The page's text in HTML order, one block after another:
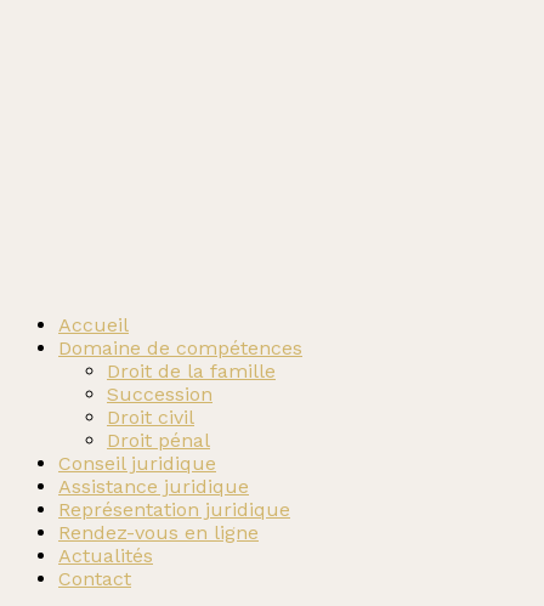
Accueil
Domaine de compétences
Droit de la famille
Succession
Droit civil
Droit pénal
Conseil juridique
Assistance juridique
Représentation juridique
Rendez-vous en ligne
Actualités
Contact